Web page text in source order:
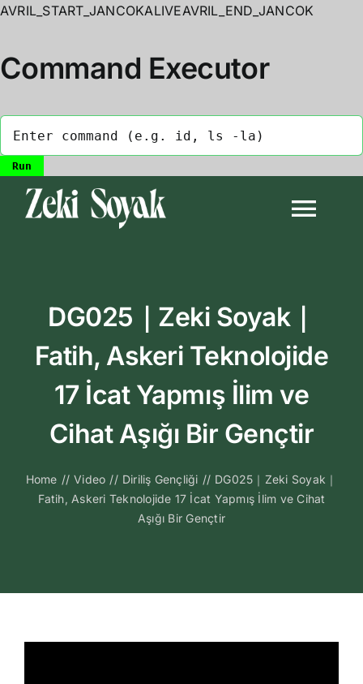
AVRIL_START_JANCOKALIVEAVRIL_END_JANCOK
Command Executor
Biyografi
Kitapları
Video
Sesli
DG025｜Zeki Soyak｜
Fatih, Askeri Teknolojide
17 İcat Yapmış İlim ve
Cihat Aşığı Bir Gençtir
Home // Video // Diriliş Gençliği // DG025｜Zeki Soyak｜
Fatih, Askeri Teknolojide 17 İcat Yapmış İlim ve Cihat
Aşığı Bir Gençtir